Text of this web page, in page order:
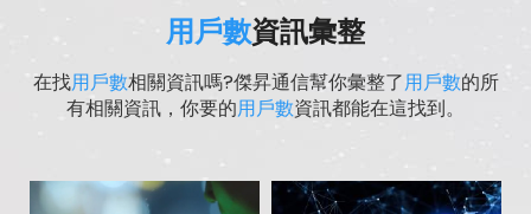
用戶數資訊彙整
在找用戶數相關資訊嗎?傑昇通信幫你彙整了用戶數的所
有相關資訊，你要的用戶數資訊都能在這找到。